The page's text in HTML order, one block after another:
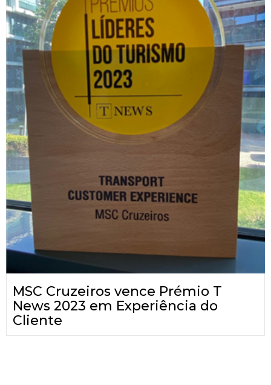
MSC Cruzeiros vence Prémio T
News 2023 em Experiência do
Cliente